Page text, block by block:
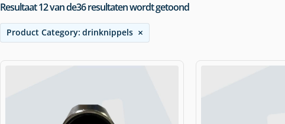
Resultaat12van de36resultaten wordt getoond
Product Category: drinknippels ×